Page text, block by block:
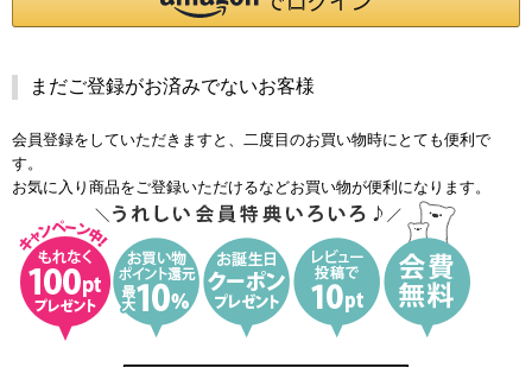
まだご登録がお済みでないお客様
会員登録をしていただきますと、二度目のお買い物時にとても便利で
す。
お気に入り商品をご登録いただけるなどお買い物が便利になります。